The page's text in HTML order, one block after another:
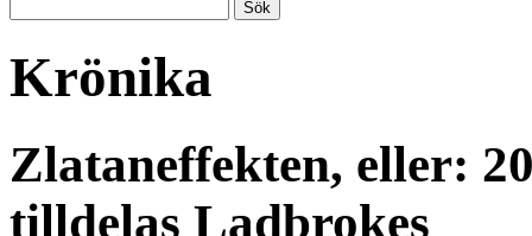
Krönika
Zlataneffekten, eller:
tilldelas Ladbrokes